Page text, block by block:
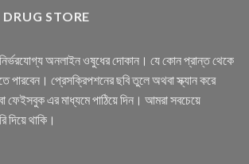
STORE
অনলাইন ওষুধের দোকান। যে কোন প্রান্ত থেকে
পারবেন। প্রেসক্রিপশনের ছবি তুলে অথবা স্ক্যান করে
ফেইসবুক এর মাধ্যমে পাঠিয়ে দিন। আমরা সবচেয়ে
দিয়ে থাকি।